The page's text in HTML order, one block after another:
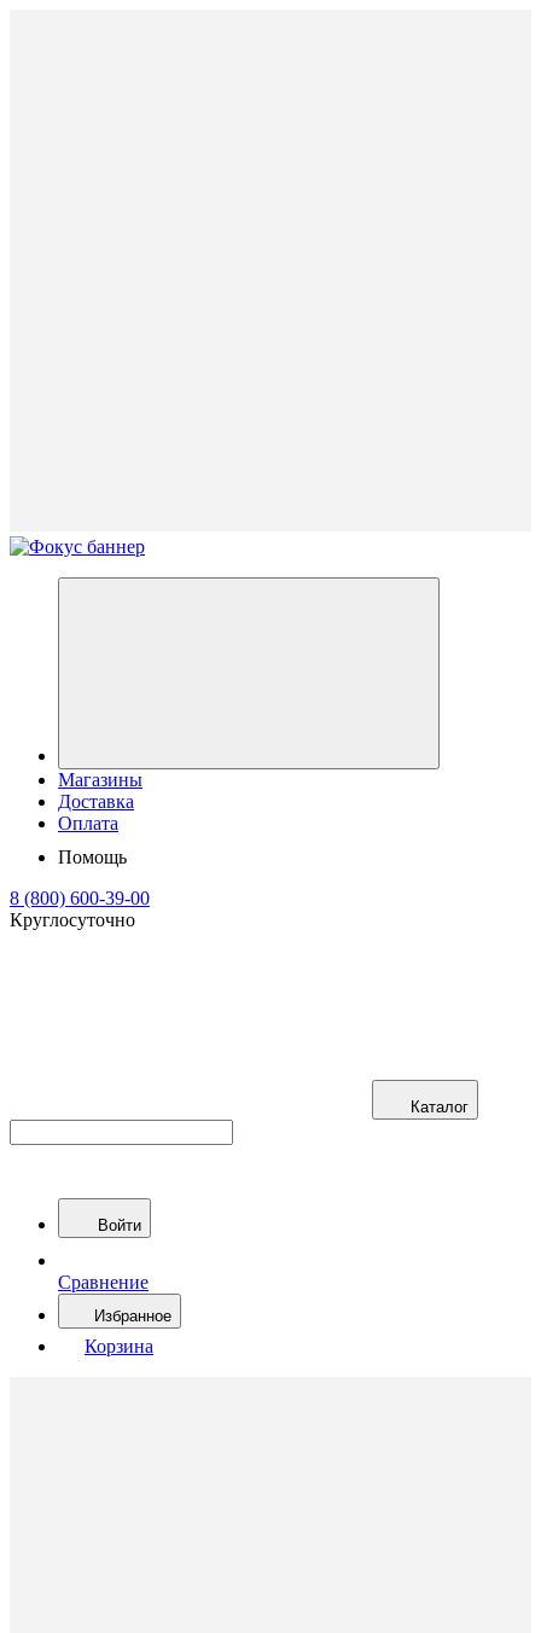
Магазины
Доставка
Оплата
Помощь
8 (800) 600-39-00
Круглосуточно
Каталог
Войти
Сравнение
Избранное
Корзина